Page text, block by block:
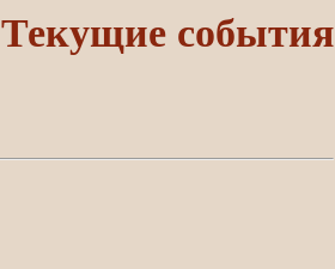
Текущие события